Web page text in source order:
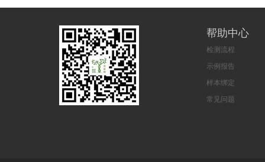
帮助中心
检测流程
示例报告
样本绑定
常见问题